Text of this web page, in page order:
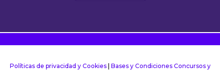
Políticas de privacidad y Cookies| Bases y Condiciones Concursos y